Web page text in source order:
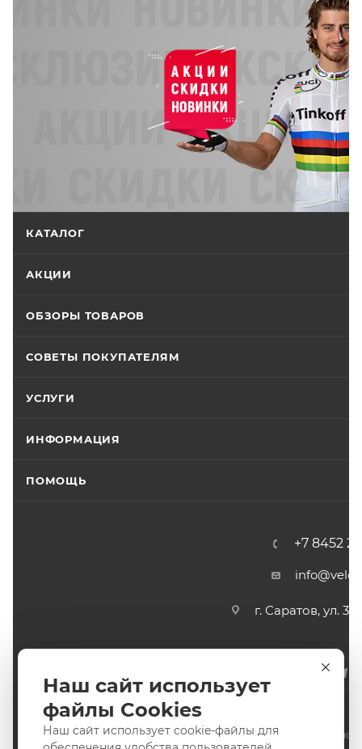
КАТАЛОГ
АКЦИИ
ОБЗОРЫ ТОВАРОВ
СОВЕТЫ ПОКУПАТЕЛЯМ
УСЛУГИ
ИНФОРМАЦИЯ
ПОМОЩЬ
+7 8452
г. Саратов, ул. 3-
2011-2026 © интернет-магазин спортивных товаров
Наш сайт использует
файлы Cookies
Наш сайт использует cookie-файлы для